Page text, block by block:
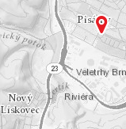
Načítám